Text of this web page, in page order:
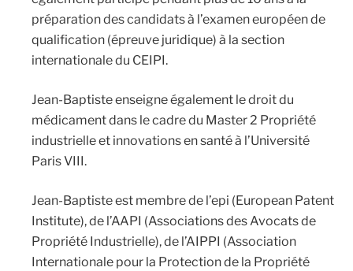
préparation des candidats à l’examen européen de
qualification (épreuve juridique) à la section
internationale du CEIPI.
Jean-Baptiste enseigne également le droit du
médicament dans le cadre du Master 2 Propriété
industrielle et innovations en santé à l’Université
Paris VIII.
Jean-Baptiste est membre de l’epi (European Patent
Institute), de l’AAPI (Associations des Avocats de
Propriété Industrielle), de l’AIPPI (Association
Internationale pour la Protection de la Propriété